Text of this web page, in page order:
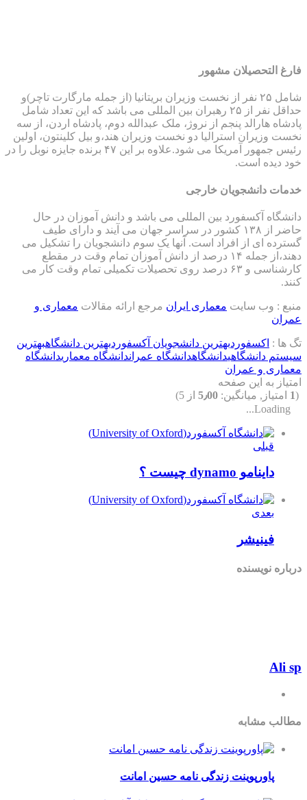
مشهور
شامل ۲۵ نفر از نخست وزیران بریتانیا (از جمله مارگارت تاچر)و
حداقل نفر از ۲۵ رهبران بین المللی می باشد که این تعداد شامل
پنجم از نروژ، ملک عبدالله دوم، پادشاه اردن، از سه
استرالیا دو نخست وزیران هند،و بیل کلینتون، اولین
رئیس جمهور آمریکا می شود.علاوه بر این ۴۷ برنده جایزه نوبل را در
است.
خارجی
آکسفورد بین المللی می باشد و دانش آموزان در حال
حاضر از ۱۳۸ کشور در سراسر جهان می آیند و دارای طیف
از افراد است. آنها یک سوم دانشجویان را تشکیل می
دهند،از جمله ۱۴ درصد از دانش آموزان تمام وقت در مقطع
کارشناسی و ۶۳ درصد روی تحصیلات تکمیلی تمام وقت کار می
سایتمعماری ایرانمرجع ارائه مقالاتمعماری و
بهترین دانشجویان آکسفورد بهترین دانشگاهبهترین
دانشگاهدانشگاه عمراندانشگاه معماریدانشگاه
عمران
این صفحه
میانگین: 5٫00از 5)
زندگی نامه حسین امانت